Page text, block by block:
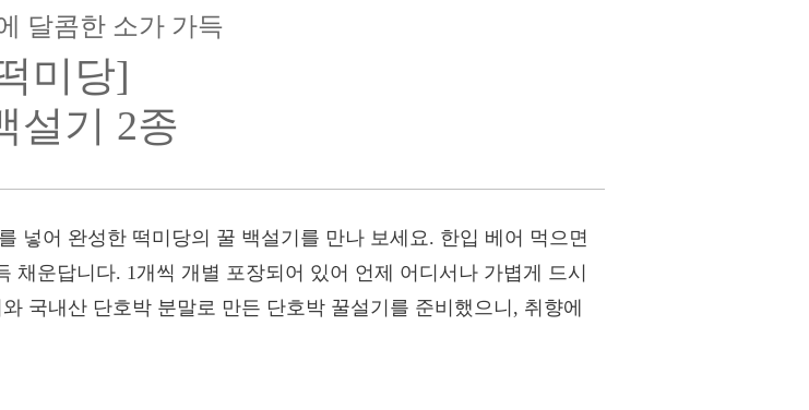
달콤한 소가 가득
미당]
설기 2종
넣어 완성한 떡미당의 꿀 백설기를 만나 보세요. 한입 베어 먹으면
운답니다. 1개씩 개별 포장되어 있어 언제 어디서나 가볍게 드시
국내산 단호박 분말로 만든 단호박 꿀설기를 준비했으니, 취향에